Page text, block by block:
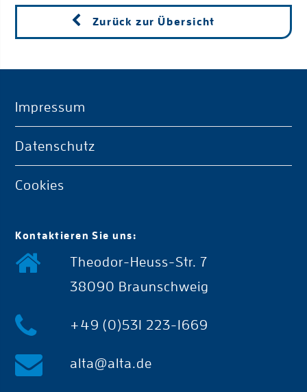
Zurück zur Übersicht
Impressum
Datenschutz
Cookies
Kontaktieren Sie uns:
Theodor-Heuss-Str. 7
38090 Braunschweig
+49 (0)531 223-1669
alta@alta.de